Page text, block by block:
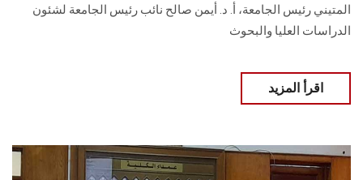
المتيني رئيس الجامعة، أ. د. أيمن صالح نائب رئيس الجامعة لشئون
الدراسات العليا والبحوث
اقرأ المزيد